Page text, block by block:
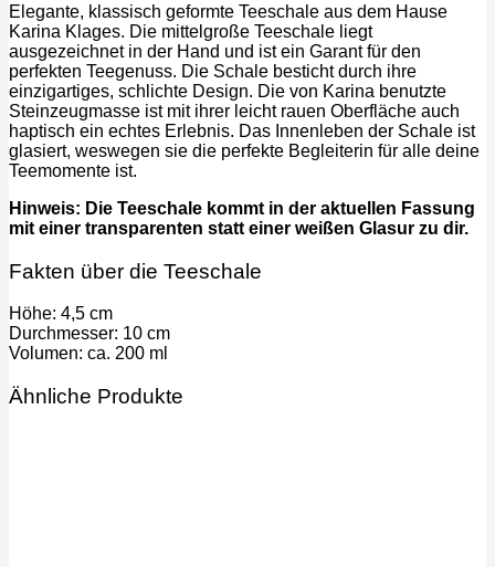
Elegante, klassisch geformte Teeschale aus dem Hause
Karina Klages. Die mittelgroße Teeschale liegt
ausgezeichnet in der Hand und ist ein Garant für den
perfekten Teegenuss. Die Schale besticht durch ihre
einzigartiges, schlichte Design. Die von Karina benutzte
Steinzeugmasse ist mit ihrer leicht rauen Oberfläche auch
haptisch ein echtes Erlebnis. Das Innenleben der Schale ist
glasiert, weswegen sie die perfekte Begleiterin für alle deine
Teemomente ist.
Hinweis: Die Teeschale kommt in der aktuellen Fassung
mit einer transparenten statt einer weißen Glasur zu dir.
Fakten über die Teeschale
Höhe: 4,5 cm
Durchmesser: 10 cm
Volumen: ca. 200 ml
Ähnliche Produkte